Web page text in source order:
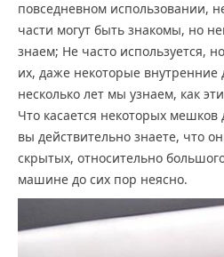
повседневном использовании,
части могут быть знакомы, но
знаем; Не часто используется,
их, даже некоторые внутренние
несколько лет мы узнаем, как
Что касается некоторых
вы действительно знаете, что
скрытых, относительно
машине до сих пор неясно.